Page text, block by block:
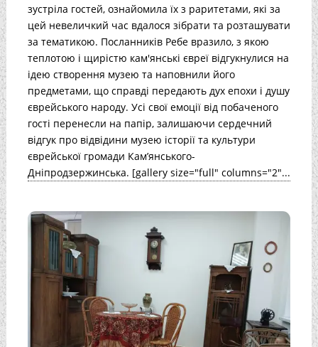
зустріла гостей, ознайомила їх з раритетами, які за
цей невеличкий час вдалося зібрати та розташувати
за тематикою. Посланників Ребе вразило, з якою
теплотою і щирістю кам'янські євреї відгукнулися на
ідею створення музею та наповнили його
предметами, що справді передають дух епохи і душу
єврейського народу. Усі свої емоції від побаченого
гості перенесли на папір, залишаючи сердечний
відгук про відвідини музею історії та культури
єврейської громади Кам’янського-
Дніпродзержинська. [gallery size="full" columns="2"...